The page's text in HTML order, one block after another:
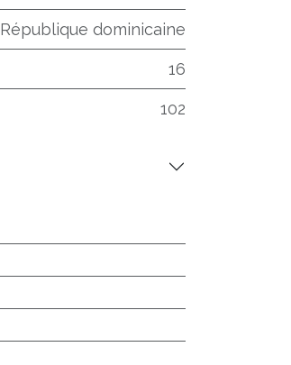
République dominicaine
16
102